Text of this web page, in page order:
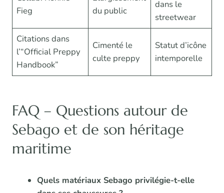
Fieg
du public
dans le
streetwear
Citations dans
l’“Official Preppy
Handbook”
Cimenté le
culte preppy
Statut d’icône
intemporelle
FAQ – Questions autour de
Sebago et de son héritage
maritime
Quels matériaux Sebago privilégie-t-elle